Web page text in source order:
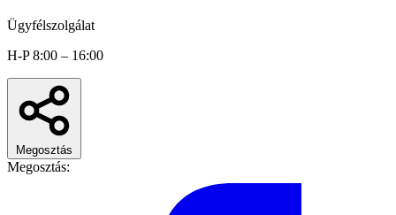
Ügyfélszolgálat
H-P 8:00 – 16:00
Megosztás
Megosztás: